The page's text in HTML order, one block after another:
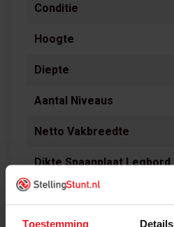
Toestemming Details
Conditie
Hoogte
Diepte
Aantal Niveaus
Netto Vakbreedte
Dikte Spaanplaat Legbord